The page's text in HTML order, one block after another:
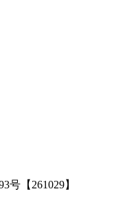
【261029】